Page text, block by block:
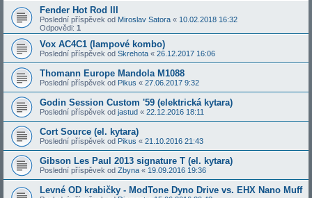
Fender Hot Rod III
Poslední příspěvek od Miroslav Satora « 10.02.2018 16:32
Odpovědi: 1
Vox AC4C1 (lampové kombo)
Poslední příspěvek od Skrehota « 26.12.2017 16:06
Thomann Europe Mandola M1088
Poslední příspěvek od Pikus « 27.06.2017 9:32
Godin Session Custom '59 (elektrická kytara)
Poslední příspěvek od jastud « 22.12.2016 18:11
Cort Source (el. kytara)
Poslední příspěvek od Pikus « 21.10.2016 21:43
Gibson Les Paul 2013 signature T (el. kytara)
Poslední příspěvek od Zbyna « 19.09.2016 19:36
Levné OD krabičky - ModTone Dyno Drive vs. EHX Nano Muff